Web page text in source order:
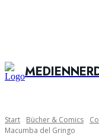
Start Bücher & Comics
Macumba del Gringo